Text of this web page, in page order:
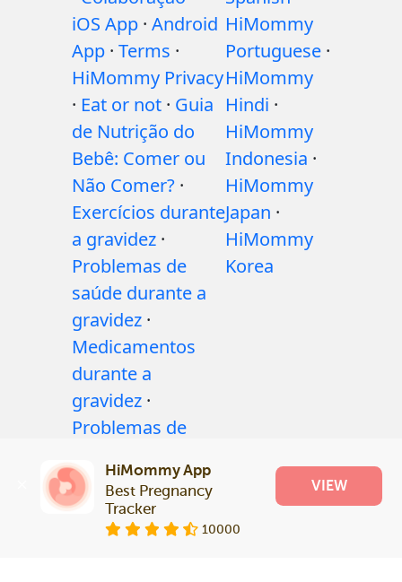
iOS App · Android
App · Terms ·
HiMommy Privacy
· Eat or not · Guia
de Nutrição do
Bebê: Comer ou
Não Comer? ·
Exercícios durante
a gravidez ·
Problemas de
saúde durante a
gravidez ·
Medicamentos
durante a
gravidez ·
Problemas de
Articles·Politica
editorial
HiMommy
Portuguese ·
HiMommy
Hindi ·
HiMommy
Indonesia ·
HiMommy
Japan ·
HiMommy
Korea
HiMommy App
Best Pregnancy
Tracker
10000
VIEW